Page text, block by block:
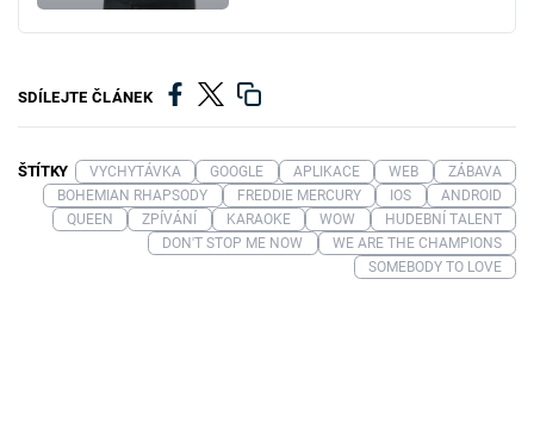
SDÍLEJTE ČLÁNEK
ŠTÍTKY VYCHYTÁVKA GOOGLE APLIKACE WEB
ZÁBAVA
BOHEMIAN RHAPSODY
FREDDIE MERCURY IOS
ANDROID
QUEEN
ZPÍVÁNÍ KARAOKE WOW
HUDEBNÍ TALENT
DON'T STOP ME NOW
WE ARE THE CHAMPIONS
SOMEBODY TO LOVE